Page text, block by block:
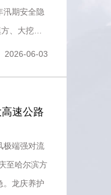
汛期安全隐
、大挖方
2026-06-03
速公路
极端强对流
至哈尔滨方
。龙庆养护